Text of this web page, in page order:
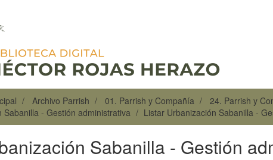
Archivo Parrish 01. Parrish y Compañía
24. Parrish y
Sabanilla - Gestión administrativa
Listar Urbanización Sabanilla -
Sabanilla - Gestión